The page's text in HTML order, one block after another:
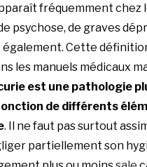
fréquemment chez
psychose, de graves
également. Cette
les manuels médicaux
est une pathologie
de différents
. Il ne faut pas surtout
partiellement son